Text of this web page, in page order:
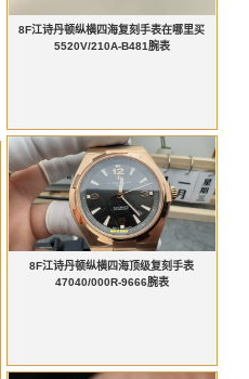
8F江诗丹顿纵横四海复刻手表在哪里买
5520V/210A-B481腕表
8F江诗丹顿纵横四海顶级复刻手表
47040/000R-9666腕表